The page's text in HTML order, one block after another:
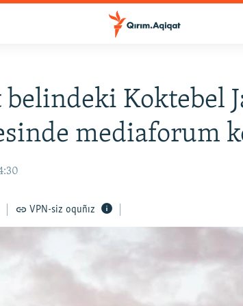
Koktebel
mediaforum
VPN-siz oquñız